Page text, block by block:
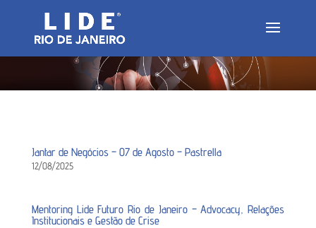
Jantar de Negócios – 07 de Agosto – Pastrella
12/08/2025
Mentoring Lide Futuro Rio de Janeiro – Advocacy, Relações
Institucionais e Gestão de Crise